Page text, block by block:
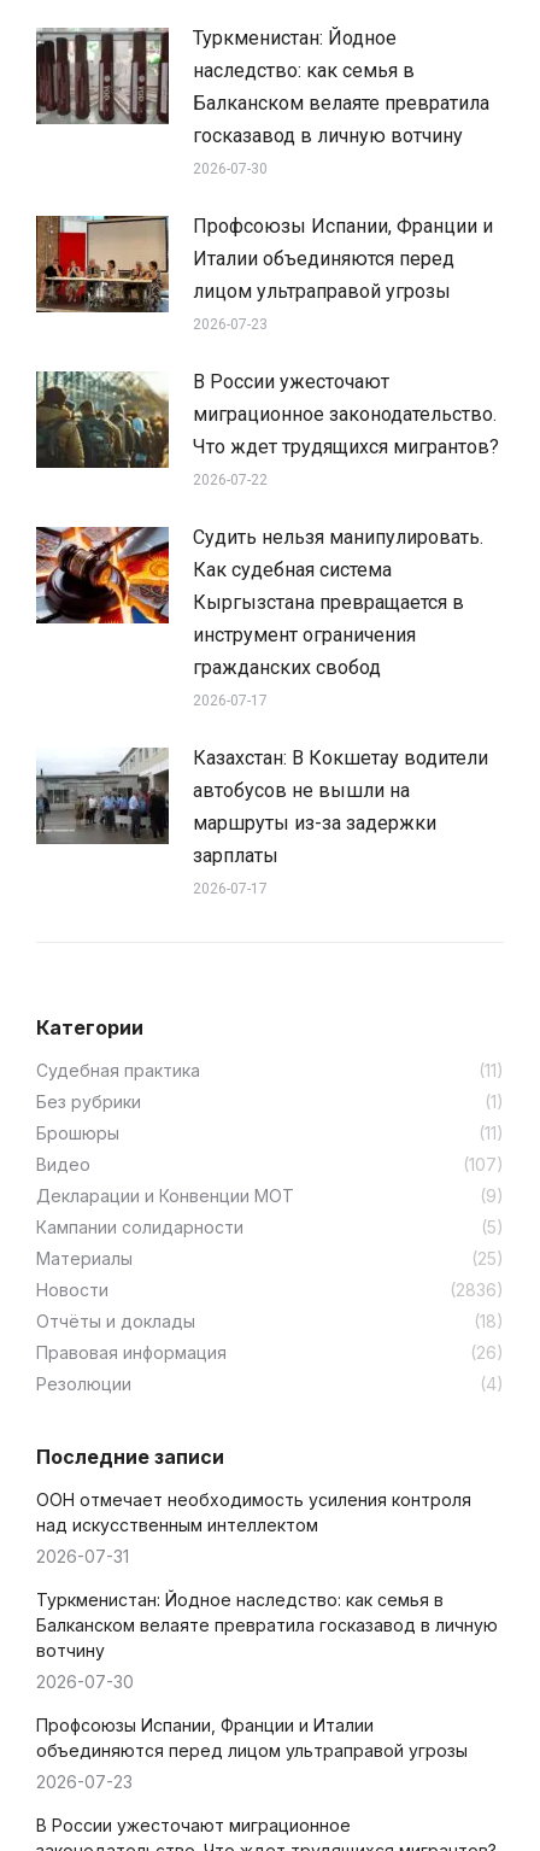
Туркменистан: Йодное
наследство: как семья в
Балканском велаяте превратила
госказавод в личную вотчину
2026-07-30
Профсоюзы Испании, Франции и
Италии объединяются перед
лицом ультраправой угрозы
2026-07-23
В России ужесточают
миграционное законодательство.
Что ждет трудящихся мигрантов?
2026-07-22
Судить нельзя манипулировать.
Как судебная система
Кыргызстана превращается в
инструмент ограничения
гражданских свобод
2026-07-17
Казахстан: В Кокшетау водители
автобусов не вышли на
маршруты из-за задержки
зарплаты
2026-07-17
Категории
Cудебная практика
(11)
Без рубрики
(1)
Брошюры
(11)
Видео
(107)
Декларации и Конвенции МОТ
(9)
Кампании солидарности
(5)
Материалы
(25)
Новости
(2836)
Отчёты и доклады
(18)
Правовая информация
(26)
Резолюции
(4)
Последние записи
ООН отмечает необходимость усиления контроля
над искусственным интеллектом
2026-07-31
Туркменистан: Йодное наследство: как семья в
Балканском велаяте превратила госказавод в личную
вотчину
2026-07-30
Профсоюзы Испании, Франции и Италии
объединяются перед лицом ультраправой угрозы
2026-07-23
В России ужесточают миграционное